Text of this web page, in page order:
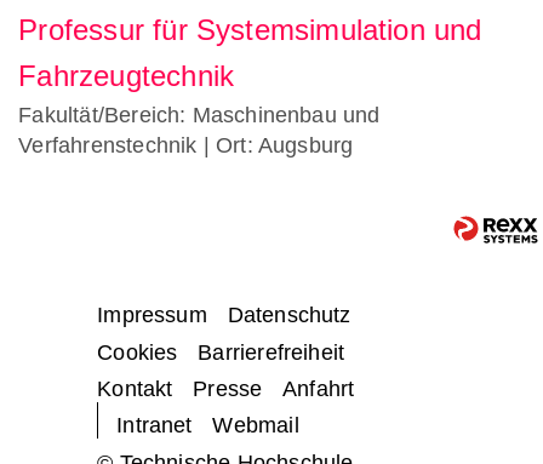
Professur für Systemsimulation und
Fahrzeugtechnik
Fakultät/Bereich: Maschinenbau und
Verfahrenstechnik | Ort: Augsburg
Impressum
Datenschutz
Cookies
Barrierefreiheit
Kontakt
Presse
Anfahrt
Intranet
Webmail